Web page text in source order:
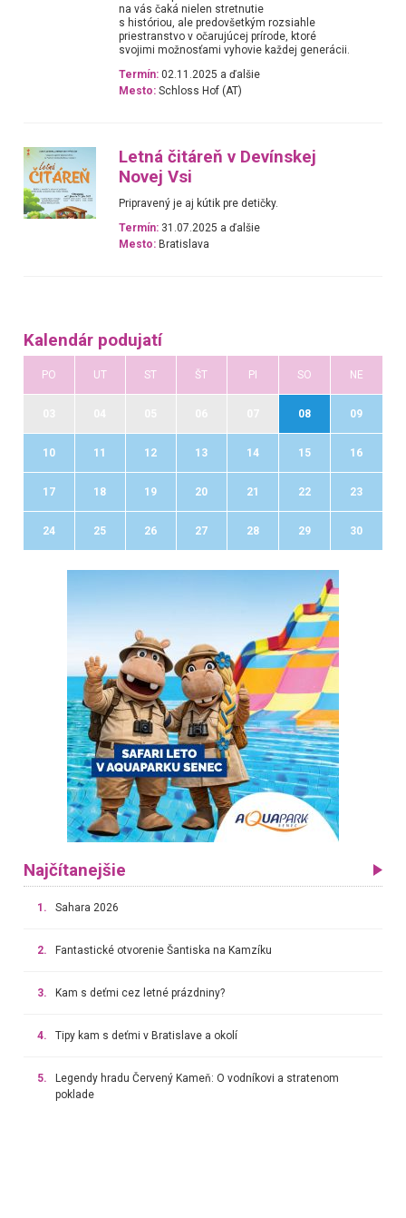
na vás čaká nielen stretnutie
s históriou, ale predovšetkým rozsiahle
priestranstvo v očarujúcej prírode, ktoré
svojimi možnosťami vyhovie každej generácii.
Termín: 02.11.2025 a ďalšie
Mesto: Schloss Hof (AT)
Letná čitáreň v Devínskej
Novej Vsi
Pripravený je aj kútik pre detičky.
Termín: 31.07.2025 a ďalšie
Mesto: Bratislava
Kalendár podujatí
PO UT ST ŠT PI SO NE
08 09
10 11 12 13 14 15 16
17 18 19 20 21 22 23
24 25 26 27 28 29 30
Najčítanejšie
1. Sahara 2026
2. Fantastické otvorenie Šantiska na Kamzíku
3. Kam s deťmi cez letné prázdniny?
4. Tipy kam s deťmi v Bratislave a okolí
5.
Legendy hradu Červený Kameň: O vodníkovi a stratenom
poklade